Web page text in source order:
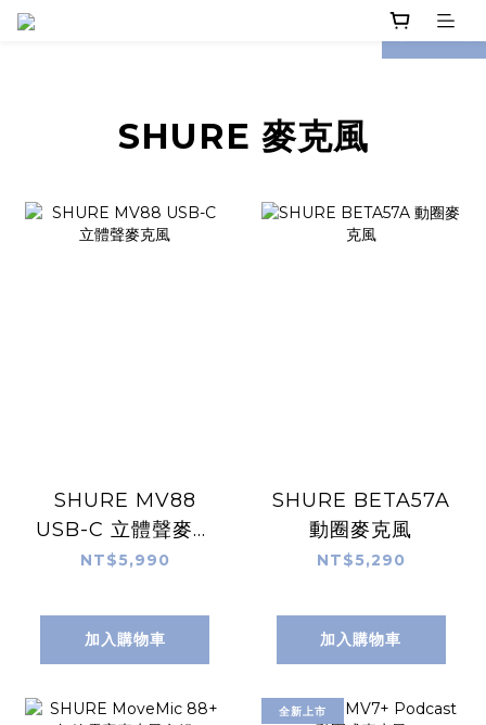
prev next
SHURE 麥克風
SHURE MV88
USB-C 立體聲麥克
風
NT$5,990
加入購物車
SHURE BETA57A
動圈麥克風
NT$5,290
加入購物車
全新上市